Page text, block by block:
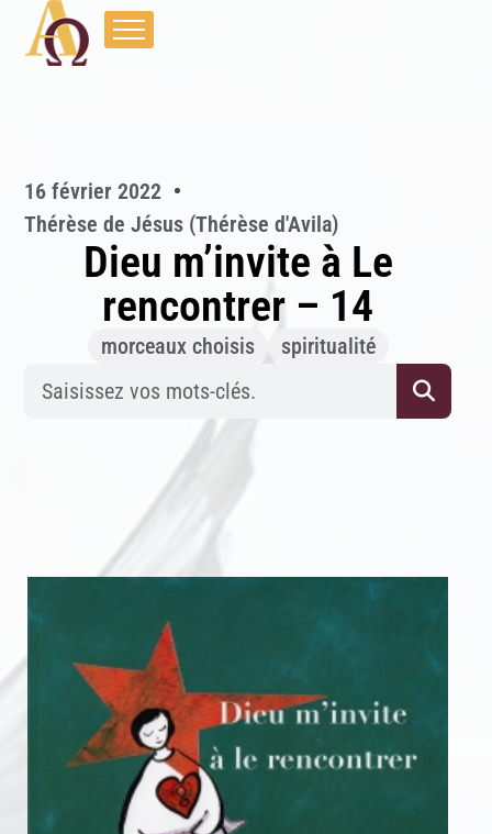
16 février 2022
Thérèse de Jésus (Thérèse d'Avila)
Dieu m’invite à Le
rencontrer – 14
morceaux choisis spiritualité